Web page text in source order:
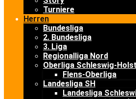
Turniere
Herren
Bundesliga
2. Bundesliga
3. Liga
Regionalliga Nord
Oberliga Schleswig-
Flens-Oberliga
Landesliga SH
Landesliga